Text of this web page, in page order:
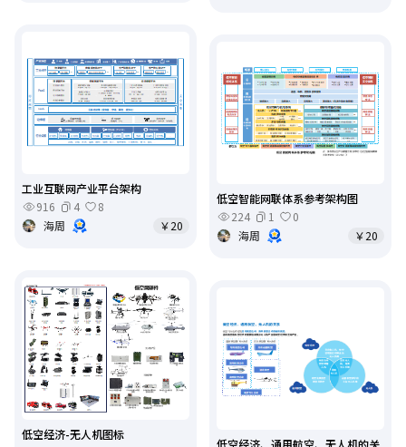
工业互联网产业平台架构
916
4
8
海周
￥20
低空智能网联体系参考架构图
224
1
0
海周
￥20
低空经济-无人机图标
低空经济、通用航空、无人机的关